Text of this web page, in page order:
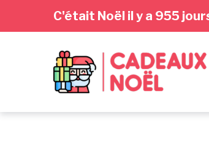
navigation
C'était Noël il y a 955